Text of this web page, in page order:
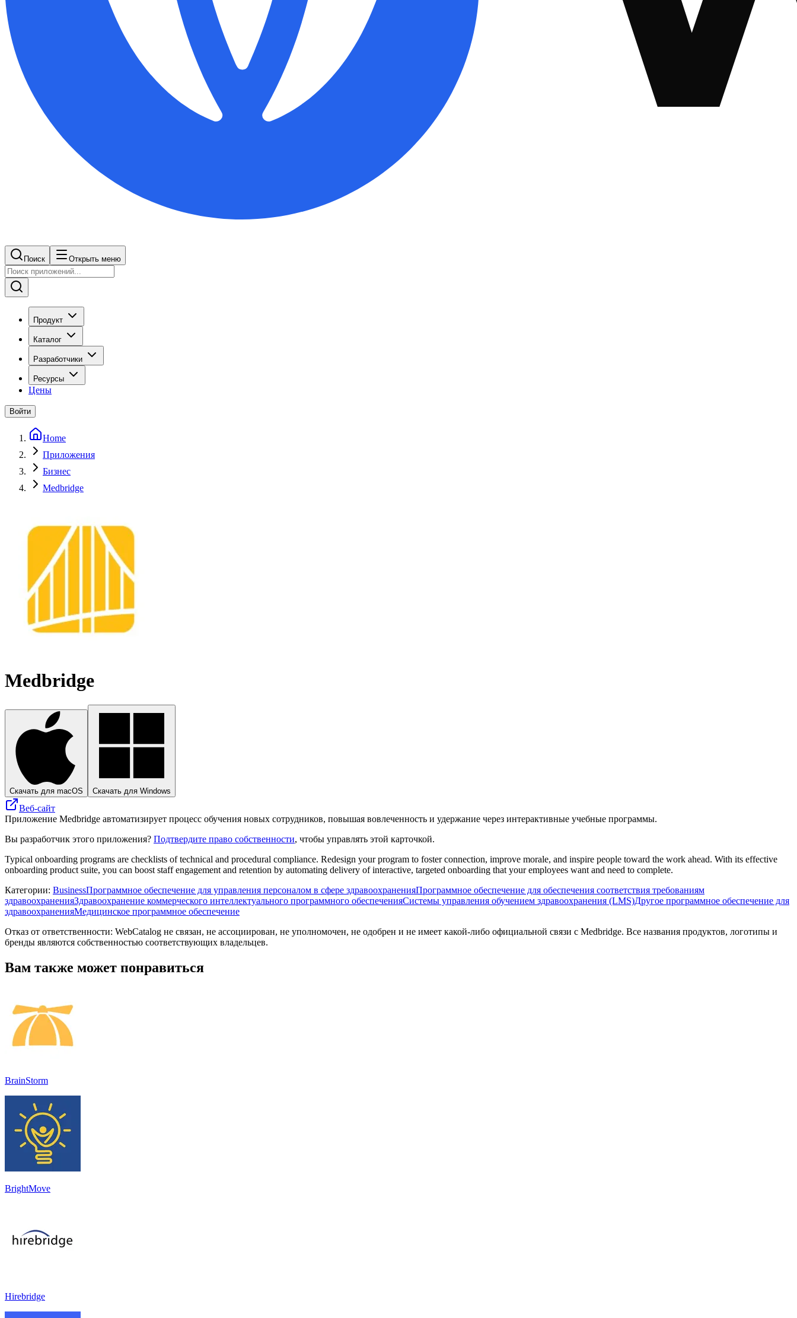
Поиск Открыть меню
Продукт
Каталог
Разработчики
Ресурсы
Цены
Войти
Home
Приложения
Бизнес
Medbridge
Medbridge
Скачать для macOS Скачать для Windows
Веб-сайт
Приложение Medbridge автоматизирует процесс обучения новых сотрудников, повышая вовлеченность и удержание через интерактивные учебные программы.
Вы разработчик этого приложения? Подтвердите право собственности, чтобы управлять этой карточкой.
Typical onboarding programs are checklists of technical and procedural compliance. Redesign your program to foster connection, improve morale, and inspire people toward the work ahead. With its effective
onboarding product suite, you can boost staff engagement and retention by automating delivery of interactive, targeted onboarding that your employees want and need to complete.
Категории: BusinessПрограммное обеспечение для управления персоналом в сфере здравоохраненияПрограммное обеспечение для обеспечения соответствия требованиям
здравоохраненияЗдравоохранение коммерческого интеллектуального программного обеспеченияСистемы управления обучением здравоохранения (LMS)Другое программное обеспечение для
здравоохраненияМедицинское программное обеспечение
Отказ от ответственности: WebCatalog не связан, не ассоциирован, не уполномочен, не одобрен и не имеет какой-либо официальной связи с Medbridge. Все названия продуктов, логотипы и
бренды являются собственностью соответствующих владельцев.
Вам также может понравиться
BrainStorm
BrightMove
Hirebridge